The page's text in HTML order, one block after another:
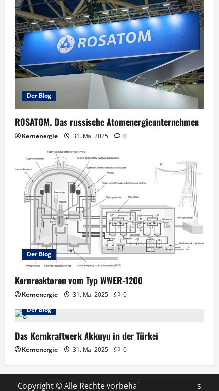
Der Blog
ROSATOM. Das russische Atomenergieunternehmen
Kernenergie 31. Mai 2025 0
Der Blog
Kernreaktoren vom Typ WWER-1200
Kernenergie 31. Mai 2025
0
Der Blog
Das Kernkraftwerk Akkuyu in der Türkei
Kernenergie 31. Mai 2025 0
Copyright © Alle Rechte vorbehalten. MoreNews